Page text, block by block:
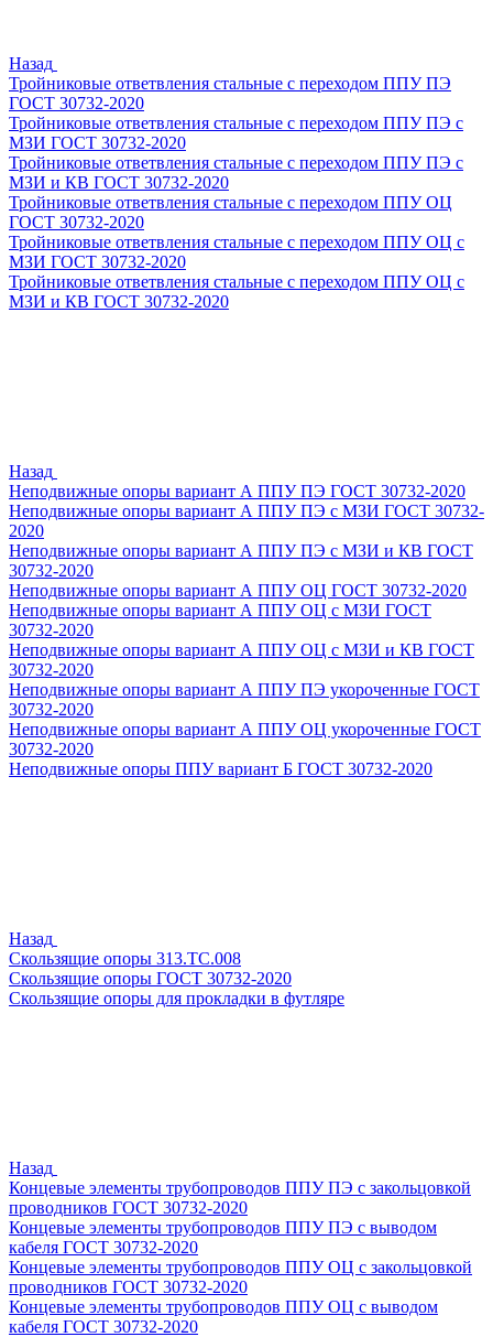
Назад
Тройниковые ответвления стальные с переходом ППУ ПЭ
ГОСТ 30732-2020
Тройниковые ответвления стальные с переходом ППУ ПЭ с
МЗИ ГОСТ 30732-2020
Тройниковые ответвления стальные с переходом ППУ ПЭ с
МЗИ и КВ ГОСТ 30732-2020
Тройниковые ответвления стальные с переходом ППУ ОЦ
ГОСТ 30732-2020
Тройниковые ответвления стальные с переходом ППУ ОЦ с
МЗИ ГОСТ 30732-2020
Тройниковые ответвления стальные с переходом ППУ ОЦ с
МЗИ и КВ ГОСТ 30732-2020
Назад
Неподвижные опоры вариант А ППУ ПЭ ГОСТ 30732-2020
Неподвижные опоры вариант А ППУ ПЭ с МЗИ ГОСТ 30732-
2020
Неподвижные опоры вариант А ППУ ПЭ с МЗИ и КВ ГОСТ
30732-2020
Неподвижные опоры вариант А ППУ ОЦ ГОСТ 30732-2020
Неподвижные опоры вариант А ППУ ОЦ с МЗИ ГОСТ
30732-2020
Неподвижные опоры вариант А ППУ ОЦ с МЗИ и КВ ГОСТ
30732-2020
Неподвижные опоры вариант А ППУ ПЭ укороченные ГОСТ
30732-2020
Неподвижные опоры вариант А ППУ ОЦ укороченные ГОСТ
30732-2020
Неподвижные опоры ППУ вариант Б ГОСТ 30732-2020
Назад
Скользящие опоры 313.ТС.008
Скользящие опоры ГОСТ 30732-2020
Скользящие опоры для прокладки в футляре
Назад
Концевые элементы трубопроводов ППУ ПЭ с закольцовкой
проводников ГОСТ 30732-2020
Концевые элементы трубопроводов ППУ ПЭ с выводом
кабеля ГОСТ 30732-2020
Концевые элементы трубопроводов ППУ ОЦ с закольцовкой
проводников ГОСТ 30732-2020
Концевые элементы трубопроводов ППУ ОЦ с выводом
кабеля ГОСТ 30732-2020